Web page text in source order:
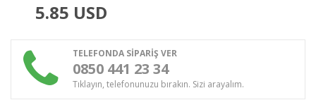
5.85 USD
TELEFONDA SİPARİŞ VER
0850 441 23 34
Tıklayın, telefonunuzu bırakın. Sizi arayalım.